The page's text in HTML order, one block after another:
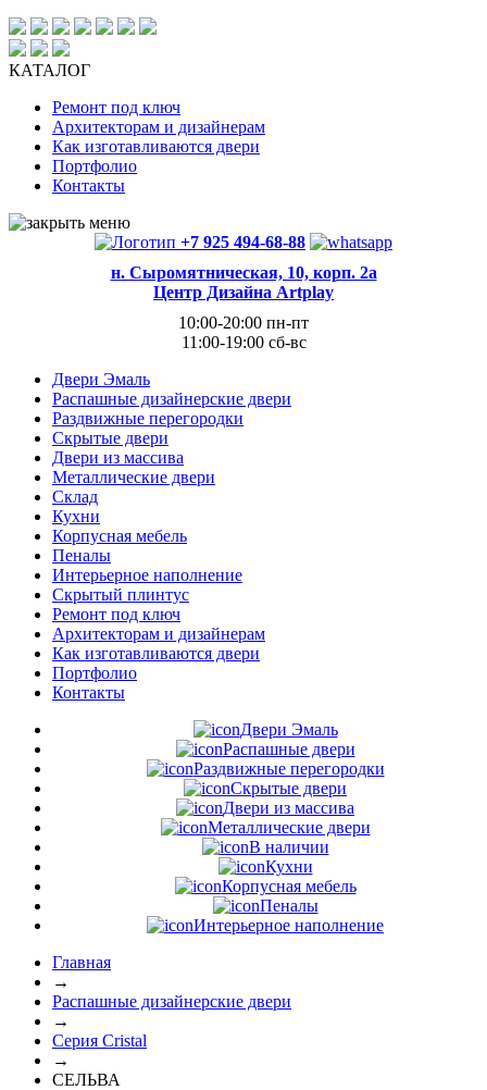
КАТАЛОГ
Ремонт под ключ
Архитекторам и дизайнерам
Как изготавливаются двери
Портфолио
Контакты
+7 925 494-68-88
н. Сыромятническая, 10, корп. 2а
Центр Дизайна Artplay
10:00-20:00 пн-пт
11:00-19:00 сб-вс
Двери Эмаль
Распашные дизайнерские двери
Раздвижные перегородки
Скрытые двери
Двери из массива
Металлические двери
Склад
Кухни
Корпусная мебель
Пеналы
Интерьерное наполнение
Скрытый плинтус
Ремонт под ключ
Архитекторам и дизайнерам
Как изготавливаются двери
Портфолио
Контакты
Двери Эмаль
Распашные двери
Раздвижные перегородки
Скрытые двери
Двери из массива
Металлические двери
В наличии
Кухни
Корпусная мебель
Пеналы
Интерьерное наполнение
Главная
→
Распашные дизайнерские двери
→
Серия Cristal
→
СЕЛЬВА